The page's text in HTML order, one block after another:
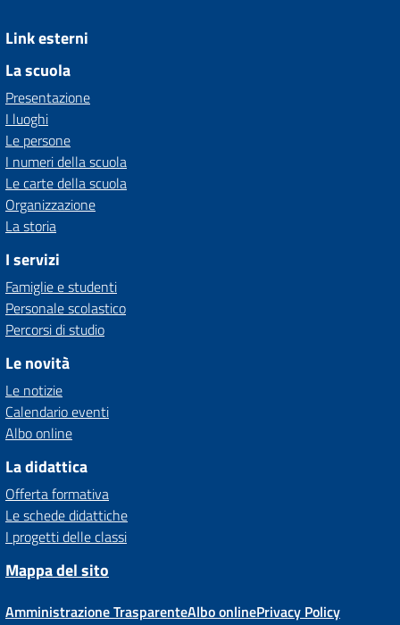
Link esterni
La scuola
Presentazione
I luoghi
Le persone
I numeri della scuola
Le carte della scuola
Organizzazione
La storia
I servizi
Famiglie e studenti
Personale scolastico
Percorsi di studio
Le novità
Le notizie
Calendario eventi
Albo online
La didattica
Offerta formativa
Le schede didattiche
I progetti delle classi
Mappa del sito
Amministrazione TrasparenteAlbo onlinePrivacy Policy